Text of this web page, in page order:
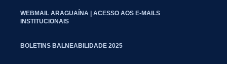
WEBMAIL ARAGUAÍNA | ACESSO AOS E-MAILS
INSTITUCIONAIS
BOLETINS BALNEABILIDADE 2025